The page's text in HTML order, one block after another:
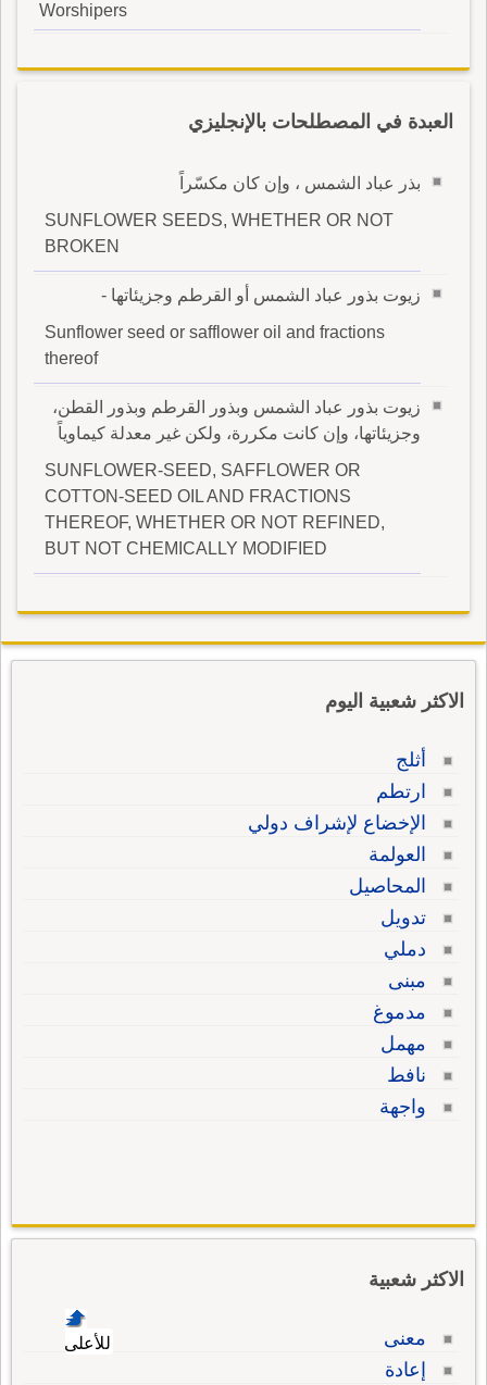
Worshipers
العبدة في المصطلحات بالإنجليزي
بذر عباد الشمس ، وإن كان مكسّراً
SUNFLOWER SEEDS, WHETHER OR NOT
BROKEN
زيوت بذور عباد الشمس أو القرطم وجزيئاتها -
Sunflower seed or safflower oil and fractions
thereof
زيوت بذور عباد الشمس وبذور القرطم وبذور القطن،
وجزيئاتها، وإن كانت مكررة، ولكن غير معدلة كيماوياً
SUNFLOWER-SEED, SAFFLOWER OR
COTTON-SEED OIL AND FRACTIONS
THEREOF, WHETHER OR NOT REFINED,
BUT NOT CHEMICALLY MODIFIED
الاكثر شعبية اليوم
أثلج
ارتطم
الإخضاع لإشراف دولي
العولمة
المحاصيل
تدويل
دملي
مبنى
مدموغ
مهمل
نافط
واجهة
الاكثر شعبية
معنى
إعادة
للأعلى